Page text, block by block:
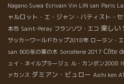
Nagano Suwa Ecrivain Vin LIN san Paris
ャルロット・エ・ジャン・バティスト・セ
本市 Saint-Peray フランソワ・エコ 楽しい
サッカーワールドカップ2018年 ローラン・
san 600年の栗の木 Sorcellerie 2017 Côte
ュイ・ネイルプラージュ ル・カンボン2008
ァカンス ダミアン・ビュロー Aichi ken